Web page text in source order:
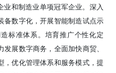
业和制造业单项冠军企业。深入
备数字化，开展智能制造试点示
标准体系。培育推广个性化定
展数字商务，全面加快商贸、
，优化管理体系和服务模式，提